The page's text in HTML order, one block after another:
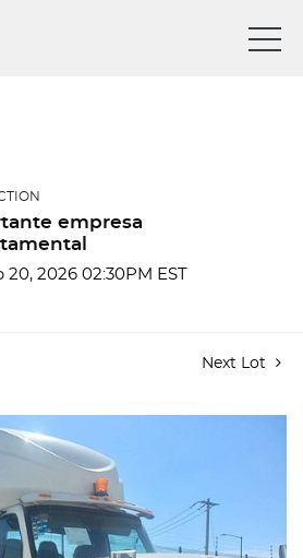
empresa
20, 2026 02:30PM EST
Next Lot